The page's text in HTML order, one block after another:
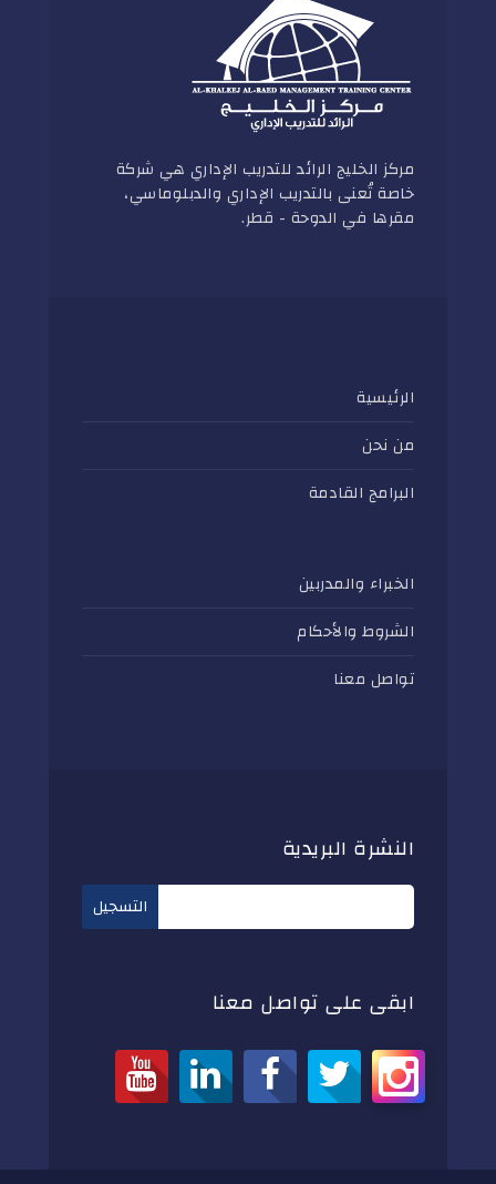
مركز الخليج الرائد للتدريب الإداري هي شركة
خاصة تُعنى بالتدريب الإداري والدبلوماسي،
مقرها في الدوحة - قطر.
الرئيسية
من نحن
البرامج القادمة
الخبراء والمدربين
الشروط والأحكام
تواصل معنا
النشرة البريدية
ابقى على تواصل معنا